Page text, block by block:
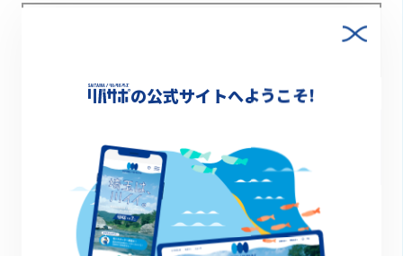
Facebookでシェア
の公式サイトへようこそ!